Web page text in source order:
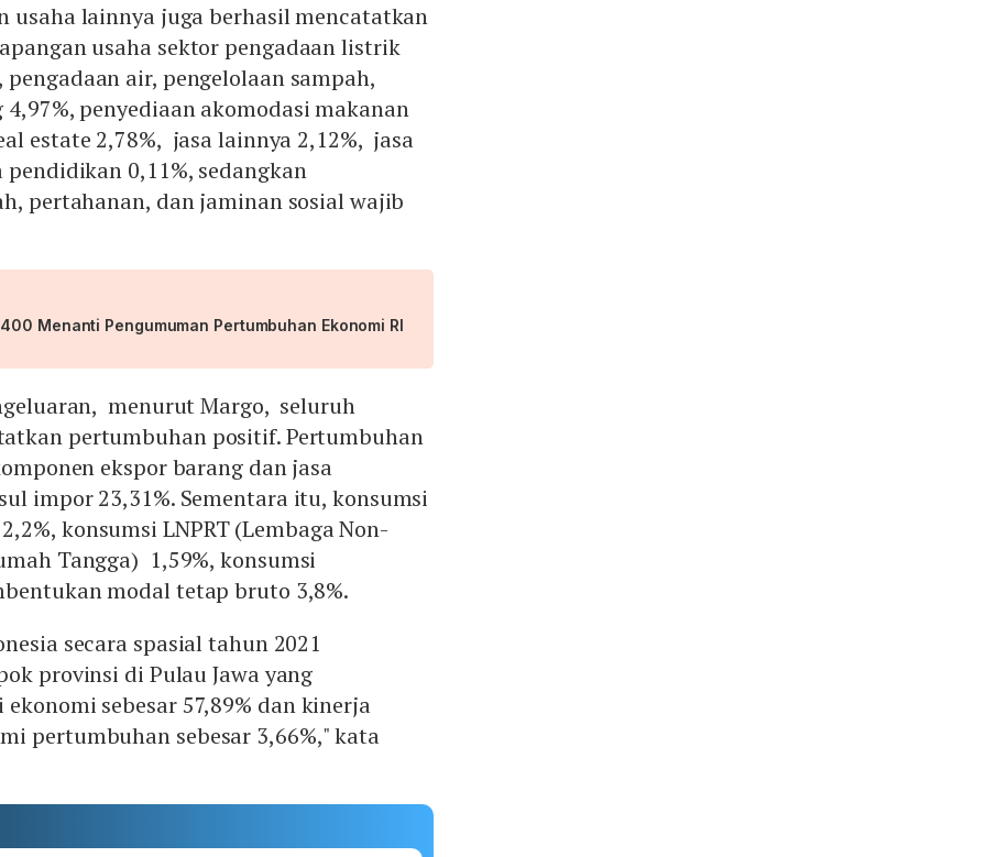
usaha lainnya juga berhasil mencatatkan
usaha sektor pengadaan listrik
air, pengelolaan sampah,
penyediaan akomodasi makanan
estate 2,78%, jasa lainnya 2,12%, jasa
pendidikan 0,11%, sedangkan
pertahanan, dan jaminan sosial wajib
Menanti Pengumuman Pertumbuhan Ekonomi RI
menurut Margo, seluruh
pertumbuhan positif. Pertumbuhan
ekspor barang dan jasa
impor 23,31%. Sementara itu, konsumsi
konsumsi LNPRT (Lembaga Non-
Tangga) 1,59%, konsumsi
modal tetap bruto 3,8%.
secara spasial tahun 2021
provinsi di Pulau Jawa yang
sebesar 57,89% dan kinerja
pertumbuhan sebesar 3,66%," kata